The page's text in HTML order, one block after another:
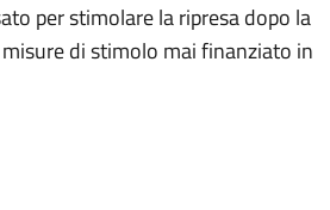
per stimolare la ripresa dopo la
di stimolo mai finanziato in